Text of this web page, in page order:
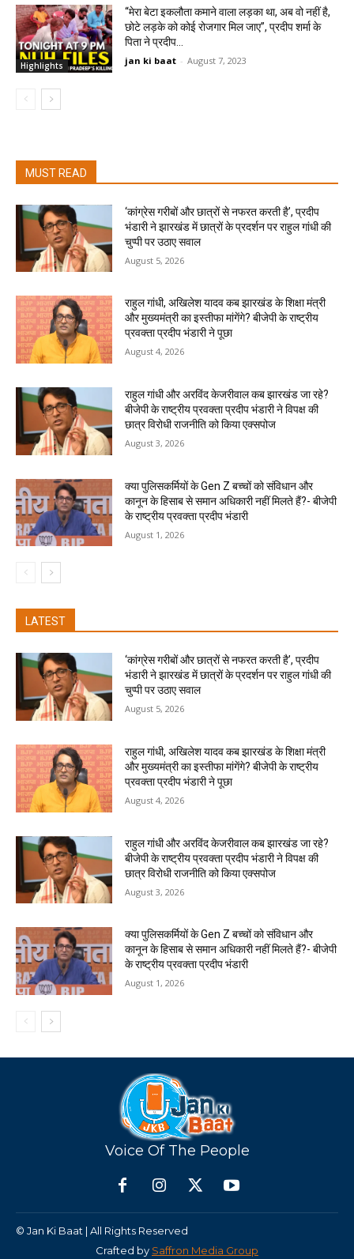
Highlights
“मेरा बेटा इकलौता कमाने वाला लड़का था, अब वो नहीं है,
छोटे लड़के को कोई रोजगार मिल जाए”, प्रदीप शर्मा के
पिता ने प्रदीप...
jan ki baat - August 7, 2023
MUST READ
‘कांग्रेस गरीबों और छात्रों से नफरत करती है’, प्रदीप
भंडारी ने झारखंड में छात्रों के प्रदर्शन पर राहुल गांधी की
चुप्पी पर उठाए सवाल
August 5, 2026
राहुल गांधी, अखिलेश यादव कब झारखंड के शिक्षा मंत्री
और मुख्यमंत्री का इस्तीफा मांगेंगे? बीजेपी के राष्ट्रीय
प्रवक्ता प्रदीप भंडारी ने पूछा
August 4, 2026
राहुल गांधी और अरविंद केजरीवाल कब झारखंड जा रहे?
बीजेपी के राष्ट्रीय प्रवक्ता प्रदीप भंडारी ने विपक्ष की
छात्र विरोधी राजनीति को किया एक्सपोज
August 3, 2026
क्या पुलिसकर्मियों के Gen Z बच्चों को संविधान और
कानून के हिसाब से समान अधिकारी नहीं मिलते हैं?- बीजेपी
के राष्ट्रीय प्रवक्ता प्रदीप भंडारी
August 1, 2026
LATEST
‘कांग्रेस गरीबों और छात्रों से नफरत करती है’, प्रदीप
भंडारी ने झारखंड में छात्रों के प्रदर्शन पर राहुल गांधी की
चुप्पी पर उठाए सवाल
August 5, 2026
राहुल गांधी, अखिलेश यादव कब झारखंड के शिक्षा मंत्री
और मुख्यमंत्री का इस्तीफा मांगेंगे? बीजेपी के राष्ट्रीय
प्रवक्ता प्रदीप भंडारी ने पूछा
August 4, 2026
राहुल गांधी और अरविंद केजरीवाल कब झारखंड जा रहे?
बीजेपी के राष्ट्रीय प्रवक्ता प्रदीप भंडारी ने विपक्ष की
छात्र विरोधी राजनीति को किया एक्सपोज
August 3, 2026
क्या पुलिसकर्मियों के Gen Z बच्चों को संविधान और
कानून के हिसाब से समान अधिकारी नहीं मिलते हैं?- बीजेपी
के राष्ट्रीय प्रवक्ता प्रदीप भंडारी
August 1, 2026
Voice Of The People
© Jan Ki Baat | All Rights Reserved
Crafted by Saffron Media Group